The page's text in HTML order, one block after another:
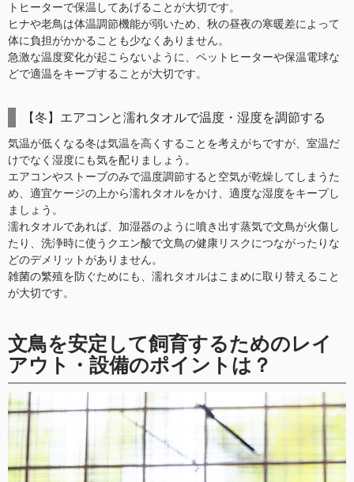
トヒーターで保温してあげることが大切です。
ヒナや老鳥は体温調節機能が弱いため、秋の昼夜の寒暖差によって
体に負担がかかることも少なくありません。
急激な温度変化が起こらないように、ペットヒーターや保温電球な
どで適温をキープすることが大切です。
【冬】エアコンと濡れタオルで温度・湿度を調節する
気温が低くなる冬は気温を高くすることを考えがちですが、室温だ
けでなく湿度にも気を配りましょう。
エアコンやストーブのみで温度調節すると空気が乾燥してしまうた
め、適宜ケージの上から濡れタオルをかけ、適度な湿度をキープし
ましょう。
濡れタオルであれば、加湿器のように噴き出す蒸気で文鳥が火傷し
たり、洗浄時に使うクエン酸で文鳥の健康リスクにつながったりな
どのデメリットがありません。
雑菌の繁殖を防ぐためにも、濡れタオルはこまめに取り替えること
が大切です。
文鳥を安定して飼育するためのレイ
アウト・設備のポイントは？